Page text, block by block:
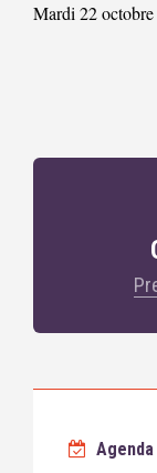
Mardi 22
Agenda